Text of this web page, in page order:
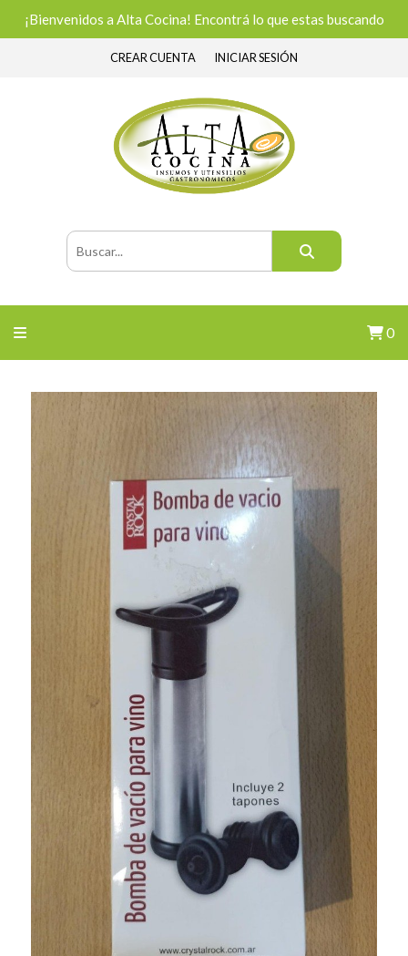
¡Bienvenidos a Alta Cocina! Encontrá lo que estas buscando
CREAR CUENTA INICIAR SESIÓN
0